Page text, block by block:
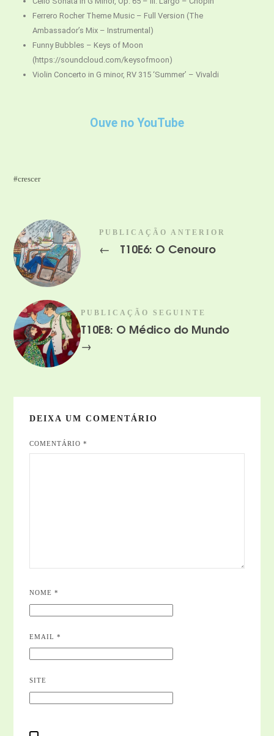
Ferrero Rocher Theme Music – Full Version (The
Ambassador’s Mix – Instrumental)
Funny Bubbles – Keys of Moon
(https://soundcloud.com/keysofmoon)
Violin Concerto in G minor, RV 315 ‘Summer’ – Vivaldi
Ouve no YouTube
crescer
PUBLICAÇÃO ANTERIOR
← T10E6: O Cenouro
PUBLICAÇÃO SEGUINTE
T10E8: O Médico do Mundo
→
DEIXA UM COMENTÁRIO
COMENTÁRIO*
NOME*
EMAIL*
SITE